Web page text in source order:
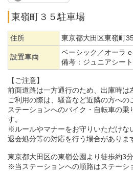
東嶺町３５駐車場
住所 東京都大田区東嶺町
設置車両
ベーシック／オーラ
備考： ジュニアシー
【ご注意】
前面道路は一方通行のため、出庫時は
ご利用の際は、騒音など近隣の方への
ステーションへのバイク・自転車の乗
す。
※ルールやマナーをお守りいただけな
退会処分等の対応を行う場合がありま
東京都大田区の東嶺公園より徒歩約3分
※当ステーションへの順路はステーシ